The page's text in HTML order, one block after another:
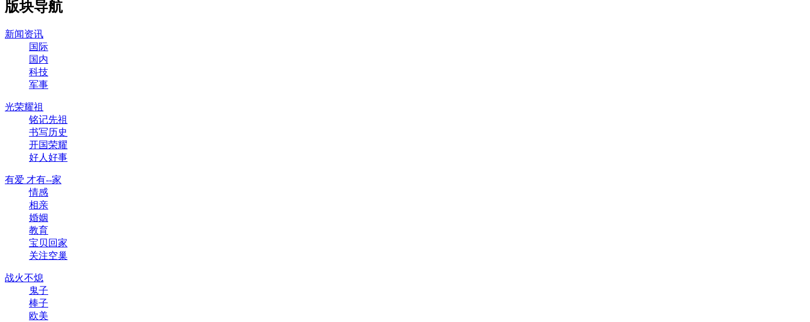
版块导航
新闻资讯
国际
国内
科技
军事
光荣耀祖
铭记先祖
书写历史
开国荣耀
好人好事
有爱 才有--家
情感
相亲
婚姻
教育
宝贝回家
关注空巢
战火不熄
鬼子
棒子
欧美